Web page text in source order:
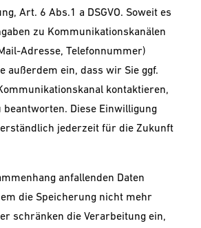
Art. 6 Abs.1 a DSGVO. Soweit es
zu Kommunikationskanälen
Adresse, Telefonnummer)
außerdem ein, dass wir Sie ggf.
kontaktieren,
Diese Einwilligung
jederzeit für die Zukunft
anfallenden Daten
die Speicherung nicht mehr
schränken die Verarbeitung ein,